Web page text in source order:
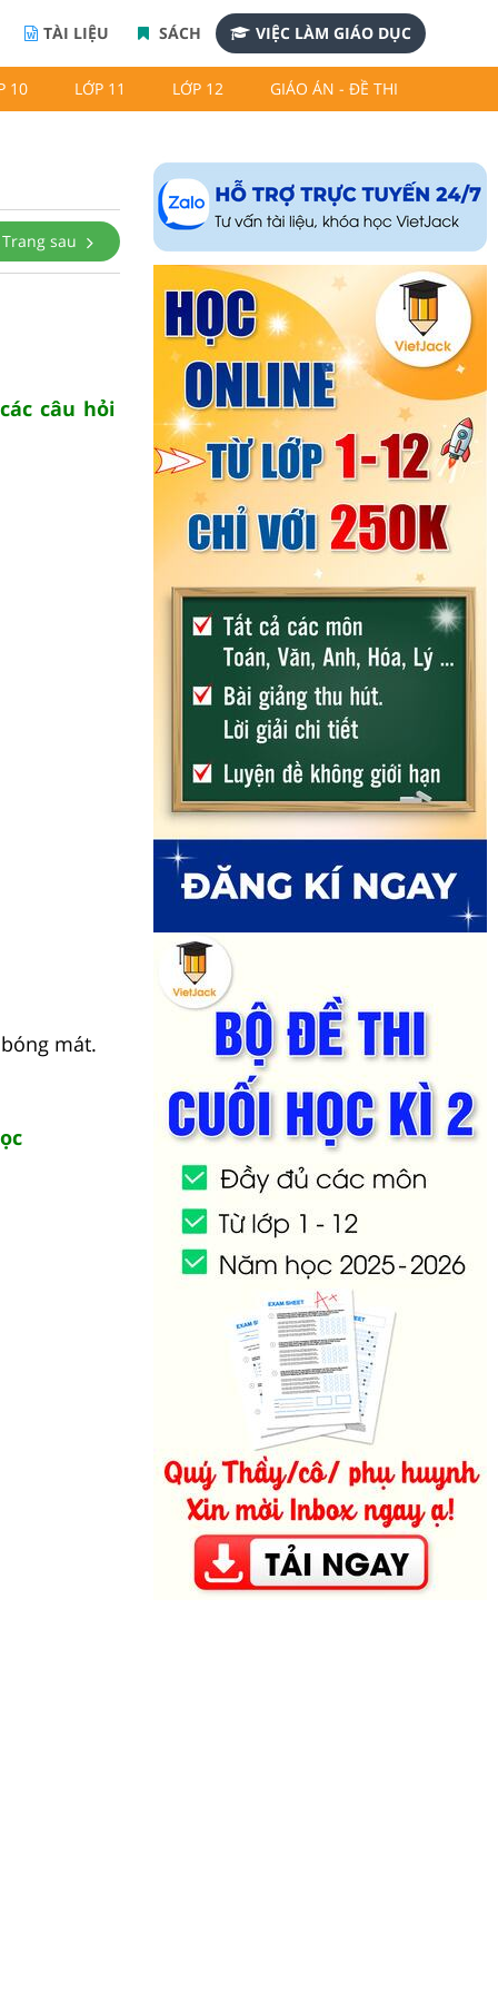
TÀI LIỆU SÁCH VIỆC LÀM GIÁO DỤC
10 LỚP 11 LỚP 12 GIÁO ÁN - ĐỀ THI
Trang sau
câu hỏi
mát.